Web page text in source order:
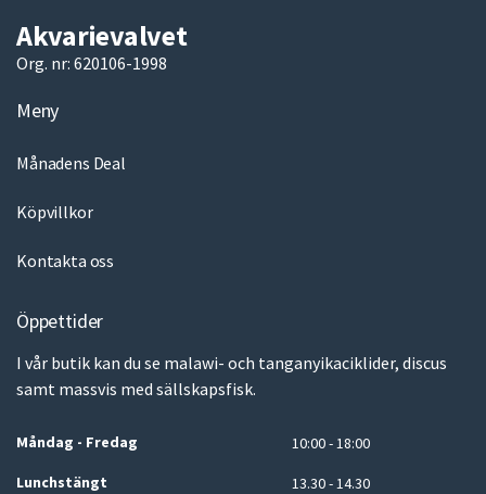
Akvarievalvet
Org. nr: 620106-1998
Meny
Månadens Deal
Köpvillkor
Kontakta oss
Öppettider
I vår butik kan du se malawi- och tanganyikaciklider, discus
samt massvis med sällskapsfisk.
Måndag - Fredag
10:00 - 18:00
Lunchstängt
13.30 - 14.30